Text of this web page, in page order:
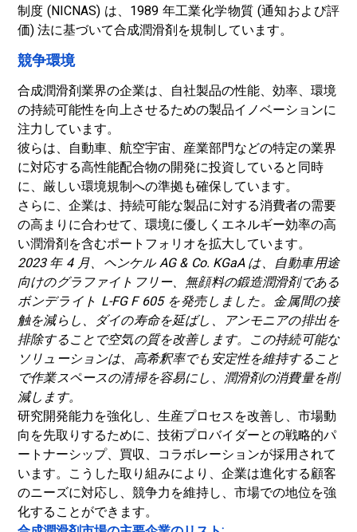
制度 (NICNAS) は、1989 年工業化学物質 (通知および評
価) 法に基づいて合成潤滑剤を規制しています。
競争環境
合成潤滑剤業界の企業は、自社製品の性能、効率、環境
の持続可能性を向上させるための製品イノベーションに
注力しています。
彼らは、自動車、航空宇宙、産業部門などの特定の業界
に対応する高性能配合物の開発に投資していると同時
に、厳しい環境規制への準拠も確保しています。
さらに、企業は、持続可能な製品に対する消費者の需要
の高まりに合わせて、環境に優しくエネルギー効率の高
い潤滑剤を含むポートフォリオを拡大しています。
2023 年 4 月、ヘンケル AG & Co. KGaA は、自動車用途
向けのグラファイトフリー、無顔料の鍛造潤滑剤である
ボンデライト L-FG F 605 を発売しました。金属間の接
触を減らし、ダイの寿命を延ばし、アンモニアの排出を
排除することで空気の質を改善します。この持続可能な
ソリューションは、高希釈率でも安定性を維持すること
で作業スペースの清掃を容易にし、潤滑剤の消費量を削
減します。
研究開発能力を強化し、生産プロセスを改善し、市場動
向を先取りするために、技術プロバイダーとの戦略的パ
ートナーシップ、買収、コラボレーションが採用されて
います。こうした取り組みにより、企業は進化する顧客
のニーズに対応し、競争力を維持し、市場での地位を強
化することができます。